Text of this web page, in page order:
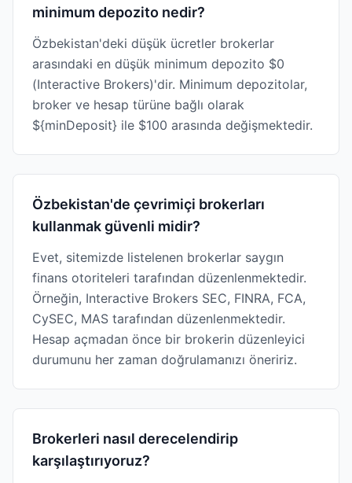
minimum depozito nedir?
Özbekistan'deki düşük ücretler brokerlar
arasındaki en düşük minimum depozito $0
(Interactive Brokers)'dir. Minimum depozitolar,
broker ve hesap türüne bağlı olarak
${minDeposit} ile $100 arasında değişmektedir.
Özbekistan'de çevrimiçi brokerları
kullanmak güvenli midir?
Evet, sitemizde listelenen brokerlar saygın
finans otoriteleri tarafından düzenlenmektedir.
Örneğin, Interactive Brokers SEC, FINRA, FCA,
CySEC, MAS tarafından düzenlenmektedir.
Hesap açmadan önce bir brokerin düzenleyici
durumunu her zaman doğrulamanızı öneririz.
Brokerleri nasıl derecelendirip
karşılaştırıyoruz?